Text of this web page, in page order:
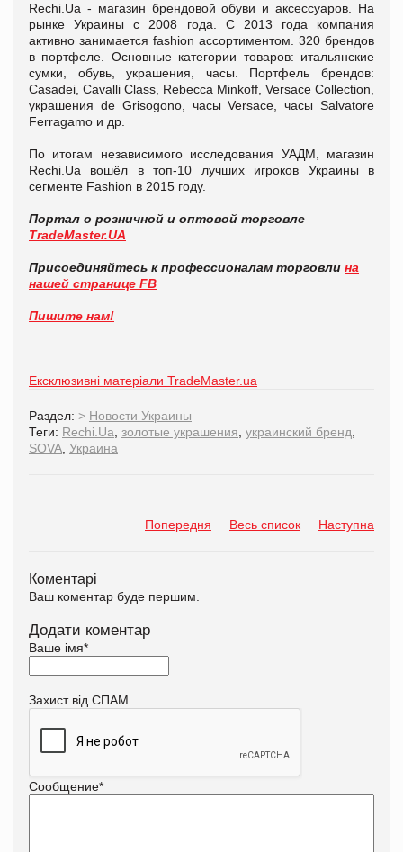
Rechi.Ua - магазин брендовой обуви и аксессуаров. На
рынке Украины с 2008 года. С 2013 года компания
активно занимается fashion ассортиментом. 320 брендов
в портфеле. Основные категории товаров: итальянские
сумки, обувь, украшения, часы. Портфель брендов:
Casadei, Cavalli Class, Rebecca Minkoff, Versace Collection,
украшения de Grisogono, часы Versace, часы Salvatore
Ferragamo и др.
По итогам независимого исследования УАДМ, магазин
Rechi.Ua вошёл в топ-10 лучших игроков Украины в
сегменте Fashion в 2015 году.
Портал о розничной и оптовой торговле
TradeMaster.UA
Присоединяйтесь к профессионалам торговли на
нашей странице FB
Пишите нам!
Ексклюзивні матеріали TradeMaster.ua
Раздел: > Новости Украины
Теги: Rechi.Ua, золотые украшения, украинский бренд,
SOVA, Украина
Попередня Весь список Наступна
Коментарі
Ваш коментар буде першим.
Додати коментар
Ваше імя*
Захист від СПАМ
Сообщение*